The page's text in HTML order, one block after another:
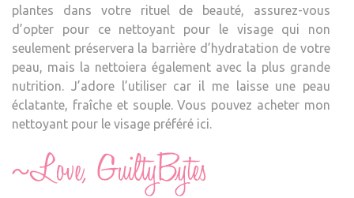
plantes dans votre rituel de beauté, assurez-vous
d’opter pour ce nettoyant pour le visage qui non
seulement préservera la barrière d’hydratation de votre
peau, mais la nettoiera également avec la plus grande
nutrition. J’adore l’utiliser car il me laisse une peau
éclatante, fraîche et souple. Vous pouvez acheter mon
nettoyant pour le visage préféré ici.